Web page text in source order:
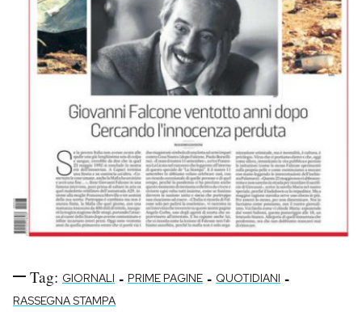
Tag: GIORNALI - PRIME PAGINE - QUOTIDIANI -
RASSEGNA STAMPA